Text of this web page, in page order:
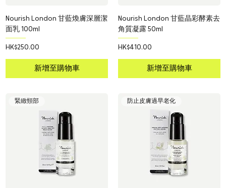
Nourish London 甘藍煥膚深層潔
面乳 100ml
價格
HK$250.00
新增至購物車
Nourish London 甘藍晶彩酵素去
角質凝露 50ml
價格
HK$410.00
新增至購物車
緊緻頸部 防止皮膚過早老化